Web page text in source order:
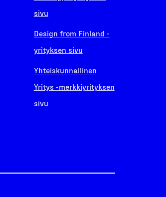
sivu
Design from Finland -
yrityksen sivu
Yhteiskunnallinen
Yritys -merkkiyrityksen
sivu